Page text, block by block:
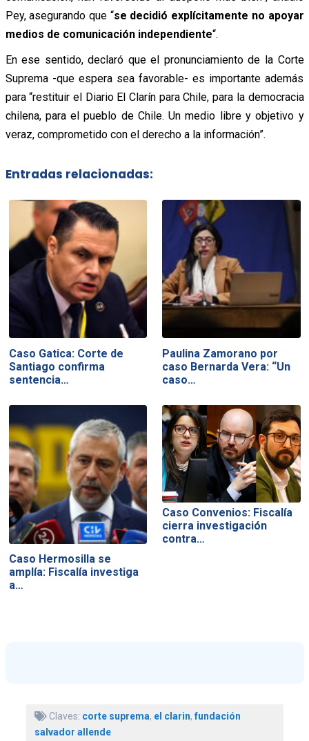
Pey, asegurando que “se decidió explícitamente no apoyar
medios de comunicación independiente“.
En ese sentido, declaró que el pronunciamiento de la Corte
Suprema -que espera sea favorable- es importante además
para “restituir el Diario El Clarín para Chile, para la democracia
chilena, para el pueblo de Chile. Un medio libre y objetivo y
veraz, comprometido con el derecho a la información”.
Entradas relacionadas:
Caso Gatica: Corte de
Santiago confirma
sentencia…
Paulina Zamorano por
caso Bernarda Vera: “Un
caso…
Caso Hermosilla se
amplía: Fiscalía investiga
a…
Caso Convenios: Fiscalía
cierra investigación
contra…
Claves: corte suprema, el clarin,fundación
salvador allende